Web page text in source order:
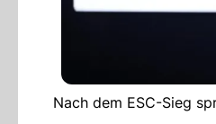
Nach dem ESC-Sieg